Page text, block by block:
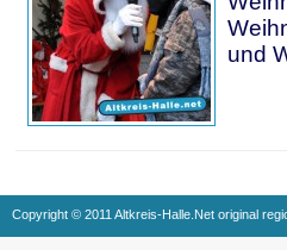
und
Copyright © 2011 Altkreis-Halle.Net original